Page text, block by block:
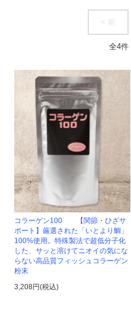
< 前
全4件
コラーゲン100 【関節・ひざサ
ポート】厳選された「いとより鯛」
100%使用。特殊製法で超低分子化
した、サッと溶けてニオイの気にな
らない高品質フィッシュコラーゲン
粉末
3,208円(税込)